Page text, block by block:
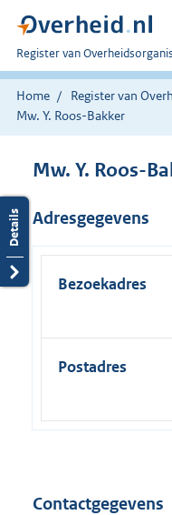
U
bent
nu
hier:
Register van
Home Register van
Mw. Y. Roos-Bakker
Mw. Y. Roos-
Adresgegevens
Bezoekadres
Postadres
Contactgegevens